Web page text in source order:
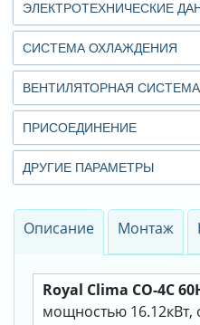
ЭЛЕКТРОТЕХНИЧЕСКИЕ
СИСТЕМА ОХЛАЖДЕНИЯ
ВЕНТИЛЯТОРНАЯ СИСТЕМА
ПРИСОЕДИНЕНИЕ
ДРУГИЕ ПАРАМЕТРЫ
Описание Монтаж
Royal Clima CO-4C
мощностью 16.12кВт,